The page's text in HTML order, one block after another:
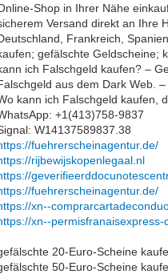
Shop in Ihrer Nähe
Versand direkt an Ihre
Frankreich,
gefälschte Geldscheine;
ich Falschgeld kaufen? –
aus dem Dark Web.
kann ich Falschgeld kaufen,
+1(413)758-9837
W14137589837.38
fuehrerscheinagentur.de/
rijbewijskopenlegaal.nl
fuehrerscheinagentur.de/
xn--
xn--permisfranaisexpress-
20-Euro-Scheine
50-Euro-Scheine